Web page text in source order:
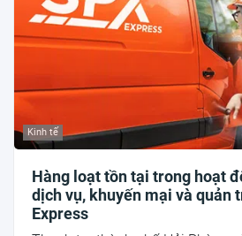
Kinh tế
Hàng loạt tồn tại trong hoạt
dịch vụ, khuyến mại và quản
Express